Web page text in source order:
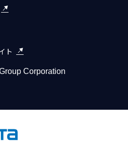
ト
Corporation